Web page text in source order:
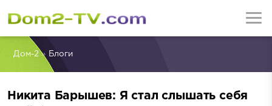
Дом-2» Блоги
Никита Барышев: Я стал слышать себя